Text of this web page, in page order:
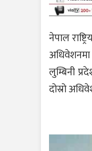
नेपाल
लुम्बिनी
दोस्रो